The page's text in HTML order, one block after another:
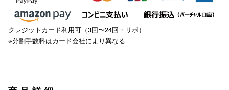
クレジットカード利用可（3回〜24回・リボ）
※分割手数料はカード会社により異なる